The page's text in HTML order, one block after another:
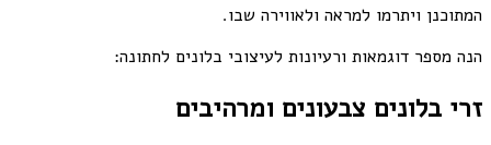
המתוכנן ויתרמו למראה ולאווירה שבו.
הנה מספר דוגמאות ורעיונות לעיצובי בלונים לחתונה:
זרי בלונים צבעונים ומרהיבים